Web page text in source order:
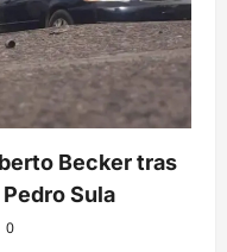
Becker tras
Sula
0